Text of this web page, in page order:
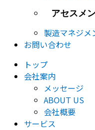
アセスメ
製造マネジメ
お問い合わせ
トップ
会社案内
メッセージ
ABOUT US
会社概要
サービス